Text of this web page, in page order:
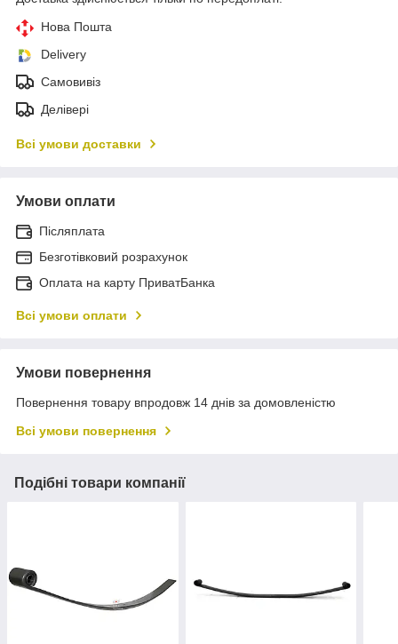
Нова Пошта
Delivery
Самовивіз
Делівері
Всі умови доставки
Умови оплати
Післяплата
Безготівковий розрахунок
Оплата на карту ПриватБанка
Всі умови оплати
Умови повернення
Повернення товару впродовж 14 днів за домовленістю
Всі умови повернення
Подібні товари компанії